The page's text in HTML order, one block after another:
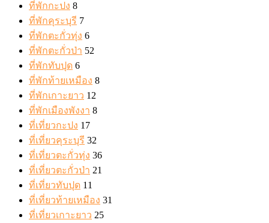
ที่พักกะปง 8
ที่พักคุระบุรี 7
ที่พักตะกั่วทุ่ง 6
ที่พักตะกั่วป่า 52
ที่พักทับปุด 6
ที่พักท้ายเหมือง 8
ที่พักเกาะยาว 12
ที่พักเมืองพังงา 8
ที่เที่ยวกะปง 17
ที่เที่ยวคุระบุรี 32
ที่เที่ยวตะกั่วทุ่ง 36
ที่เที่ยวตะกั่วป่า 21
ที่เที่ยวทับปุด 11
ที่เที่ยวท้ายเหมือง 31
ที่เที่ยวเกาะยาว 25